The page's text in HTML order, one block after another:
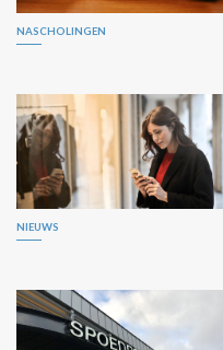
NASCHOLINGEN
NIEUWS